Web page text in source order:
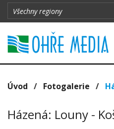
Úvod / Fotogalerie /
Házená: Louny -